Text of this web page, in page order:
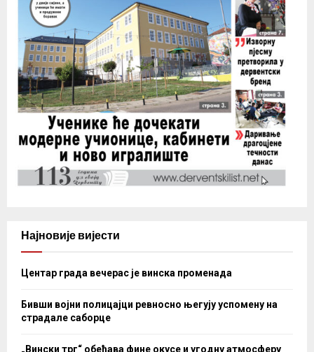
Најновије вијести
Центар града вечерас је винска променада
Бивши војни полицајци ревносно његују успомену на
страдале саборце
„Вински трг“ обећава фине окусе и угодну атмосферу